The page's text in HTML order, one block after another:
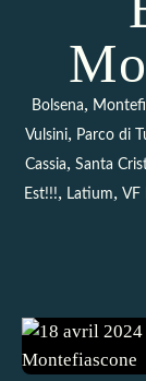
Bolsena,
Vulsini, Parco di
Cassia, Santa
Est!!!, Latium, VF